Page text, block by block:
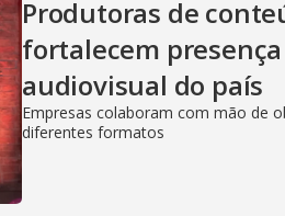
Produtoras de
fortalecem
audiovisual do país
Empresas colaboram com mão de
diferentes formatos